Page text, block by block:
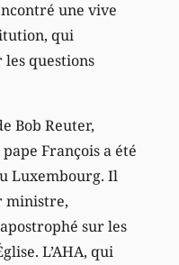
une vive
qui
questions
Bob Reuter,
François a été
Luxembourg. Il
ministre,
sur les
L’AHA, qui